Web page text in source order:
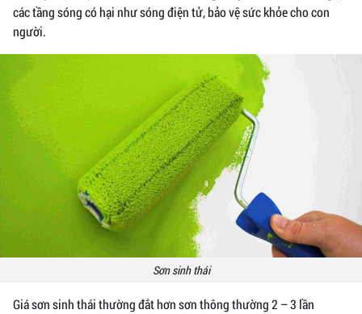
các tầng sóng có hại như sóng điện tử, bảo vệ sức khỏe cho con
người.
Sơn sinh thái
Giá sơn sinh thái thường đắt hơn sơn thông thường 2 – 3 lần